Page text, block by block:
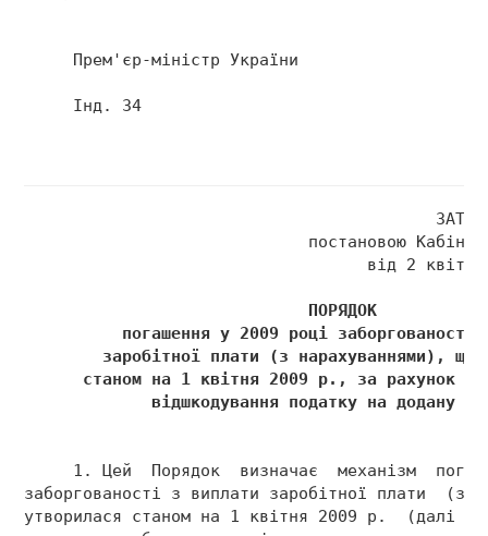
Прем'єр-міністр України
     Інд. 34
постановою
від 2
                             ПОРЯДОК
погашення у 2009 році
заробітної плати (з нарахуваннями),
станом на 1 квітня 2009 р., за рахунок
відшкодування податку на додану
1. Цей  Порядок  визначає  механізм
заборгованості з виплати заробітної плати
утворилася станом на 1 квітня 2009 р.  (далі -